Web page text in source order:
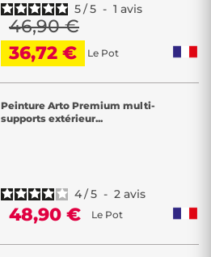
5/5 - 1 avis
46,90 €
36,72 €
Le Pot
Peinture Arto Premium multi-
supports extérieur...
4/5 - 2 avis
48,90 € Le Pot